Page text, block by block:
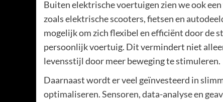
Buiten elektrische voertuigen zien we ook
zoals elektrische scooters, fietsen en
mogelijk om zich flexibel en efficiënt door de
persoonlijk voertuig. Dit vermindert niet
levensstijl door meer beweging te stimuleren.
Daarnaast wordt er veel geïnvesteerd in
optimaliseren. Sensoren, data-analyse en